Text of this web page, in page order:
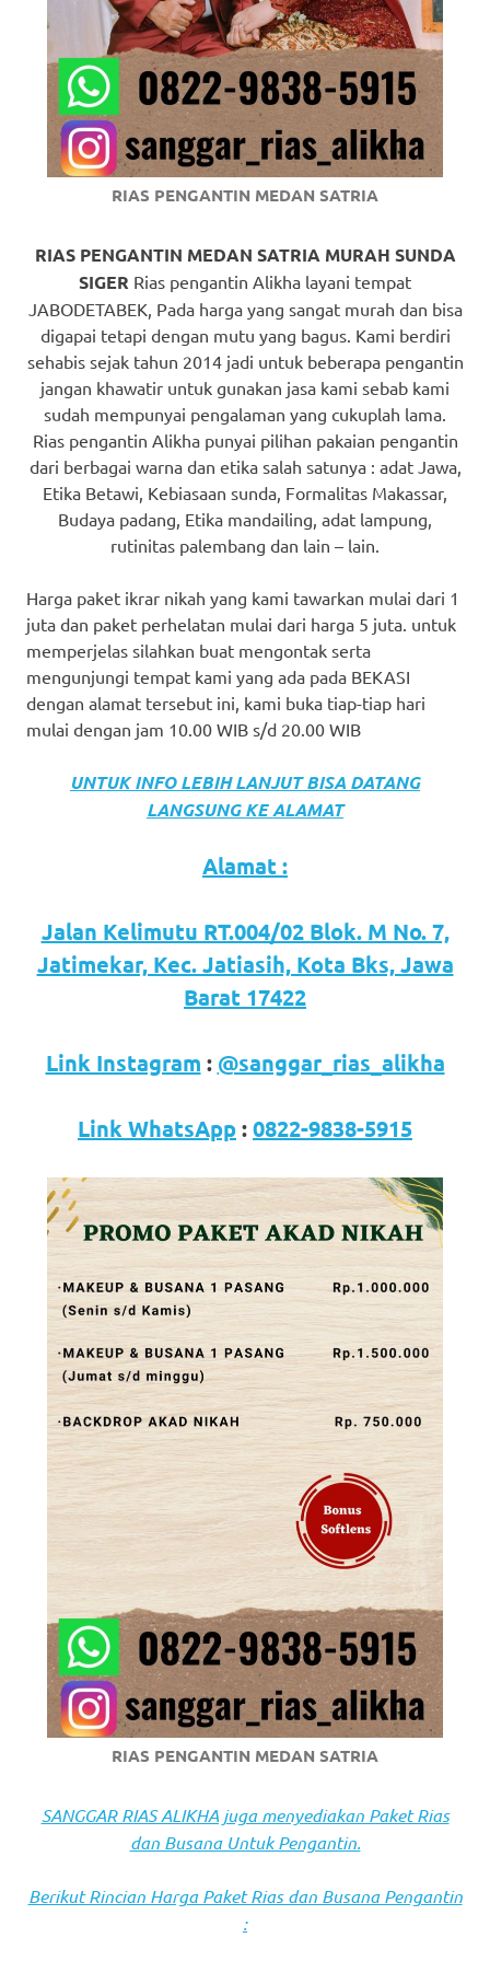
these
guys
his
comment
here
replica
watches.
favorite
watches.
24
Hours
Online
replica
Here
loanswatches.com.
80%
Discount
watches
click
fake
watches.
Get
facts
https://www.stockswatches.com
anchor
https://
check
this
link
https://www.domainwatches.com
RIAS PENGANTIN MEDAN SATRIA
RIAS PENGANTIN MEDAN SATRIA MURAH SUNDA
SIGER Rias pengantin Alikha layani tempat
JABODETABEK, Pada harga yang sangat murah dan bisa
digapai tetapi dengan mutu yang bagus. Kami berdiri
sehabis sejak tahun 2014 jadi untuk beberapa pengantin
jangan khawatir untuk gunakan jasa kami sebab kami
sudah mempunyai pengalaman yang cukuplah lama.
Rias pengantin Alikha punyai pilihan pakaian pengantin
dari berbagai warna dan etika salah satunya : adat Jawa,
Etika Betawi, Kebiasaan sunda, Formalitas Makassar,
Budaya padang, Etika mandailing, adat lampung,
rutinitas palembang dan lain – lain.
Harga paket ikrar nikah yang kami tawarkan mulai dari 1
juta dan paket perhelatan mulai dari harga 5 juta. untuk
memperjelas silahkan buat mengontak serta
mengunjungi tempat kami yang ada pada BEKASI
dengan alamat tersebut ini, kami buka tiap-tiap hari
mulai dengan jam 10.00 WIB s/d 20.00 WIB
UNTUK INFO LEBIH LANJUT BISA DATANG
LANGSUNG KE ALAMAT
Alamat :
Jalan Kelimutu RT.004/02 Blok. M No. 7,
Jatimekar, Kec. Jatiasih, Kota Bks, Jawa
Barat 17422
Link Instagram : @sanggar_rias_alikha
Link WhatsApp:0822-9838-5915
RIAS PENGANTIN MEDAN SATRIA
SANGGAR RIAS ALIKHA juga menyediakan Paket Rias
dan Busana Untuk Pengantin.
Berikut Rincian Harga Paket Rias dan Busana Pengantin
: